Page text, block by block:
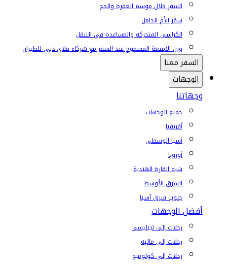
السفر خلال موسم العمرة والحج
سفر الأم الحامل
الكراسي المتحركة والمساعدة في التنقل
وزن الأمتعة المسموح عند السفر مع شركاء فلاي دبي للطيران
السفر معنا
الوجهات
وجهاتنا
جميع الوجهات
أفريقيا
آسيا الوسطى
أوروبا
شبه القارة الهندية
الشرق الأوسط
جنوب شرق آسيا
أفضل الوجهات
رحلات إلى تبيليسي
رحلات إلى ماليه
رحلات إلى كولومبو